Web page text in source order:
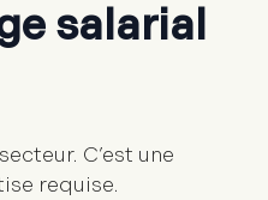
salarial
C’est une
requise.